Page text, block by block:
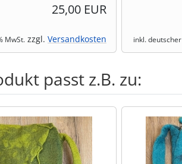
25,00 EUR
MwSt. zzgl. Versandkosten inkl.
passt z.B. zu:
- navigieren Sie mit der Tab-